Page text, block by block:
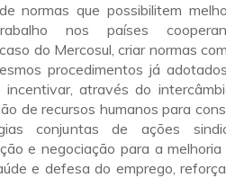
normas que possibilitem
nos países
do Mercosul, criar normas
procedimentos já
incentivar, através do
de recursos humanos para
conjuntas de ações
e negociação para a melhoria
e defesa do emprego,